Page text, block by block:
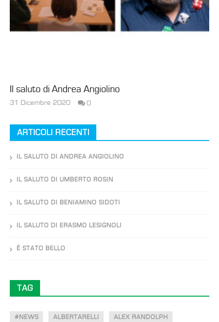
Il saluto di Andrea Angiolino
31 Dicembre 2020
0
ARTICOLI RECENTI
IL SALUTO DI ANDREA ANGIOLINO
IL SALUTO DI UMBERTO ROSIN
IL SALUTO DI BENIAMINO SIDOTI
IL SALUTO DI ERASMO LESIGNOLI
È STATO BELLO
TAG
#NEWS ALBERTARELLI ALEX RANDOLPH